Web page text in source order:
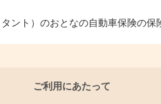
ント）のおとなの自動車保険の保
ご利用にあたって